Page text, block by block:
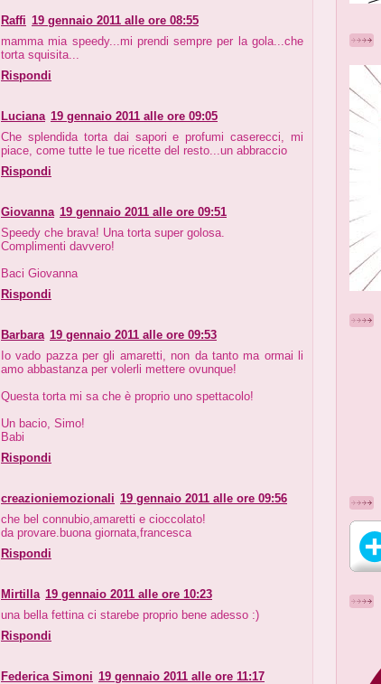
Raffi 19 gennaio 2011 alle ore 08:55
mamma mia speedy...mi prendi sempre per la gola...che
torta squisita...
Rispondi
Luciana 19 gennaio 2011 alle ore 09:05
Che splendida torta dai sapori e profumi caserecci, mi
piace, come tutte le tue ricette del resto...un abbraccio
Rispondi
Giovanna 19 gennaio 2011 alle ore 09:51
Speedy che brava! Una torta super golosa.
Complimenti davvero!
Baci Giovanna
Rispondi
Barbara 19 gennaio 2011 alle ore 09:53
Io vado pazza per gli amaretti, non da tanto ma ormai li
amo abbastanza per volerli mettere ovunque!
Questa torta mi sa che è proprio uno spettacolo!
Un bacio, Simo!
Babi
Rispondi
creazioniemozionali 19 gennaio 2011 alle ore 09:56
che bel connubio,amaretti e cioccolato!
da provare.buona giornata,francesca
Rispondi
Mirtilla 19 gennaio 2011 alle ore 10:23
una bella fettina ci starebe proprio bene adesso :)
Rispondi
Federica Simoni 19 gennaio 2011 alle ore 11:17